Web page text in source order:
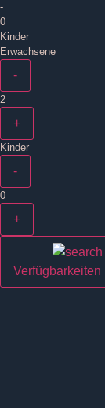
-
0
Kinder
Erwachsene
-
2
+
Kinder
-
0
+
Verfügbarkeiten